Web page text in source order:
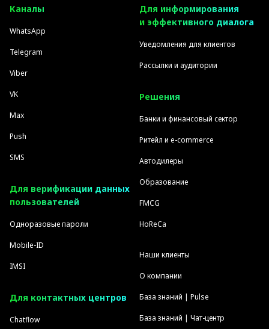
Каналы
WhatsApp
Telegram
Viber
VK
Max
Push
SMS
Для верификации данных
пользователей
Одноразовые пароли
Mobile-ID
IMSI
Для контактных центров
Chatflow
Для информирования
и эффективного диалога
Уведомления для клиентов
Рассылки и аудитории
Решения
Банки и финансовый сектор
Ритейл и e-commerce
Автодилеры
Образование
FMCG
HoReCa
Наши клиенты
О компании
База знаний | Pulse
База знаний | Чат-центр